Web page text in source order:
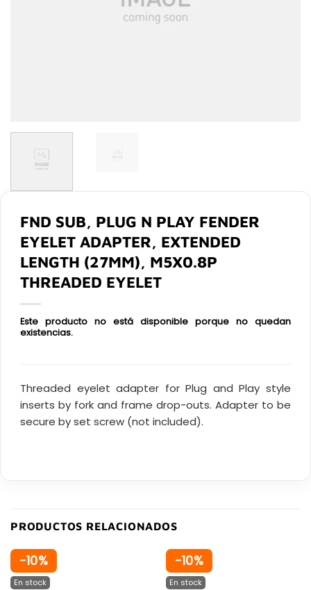
FND SUB, PLUG N PLAY FENDER
EYELET ADAPTER, EXTENDED
LENGTH (27MM), M5X0.8P
THREADED EYELET
Este producto no está disponible porque no quedan
existencias.
Threaded eyelet adapter for Plug and Play style
inserts by fork and frame drop-outs. Adapter to be
secure by set screw (not included).
PRODUCTOS RELACIONADOS
-10% -10%